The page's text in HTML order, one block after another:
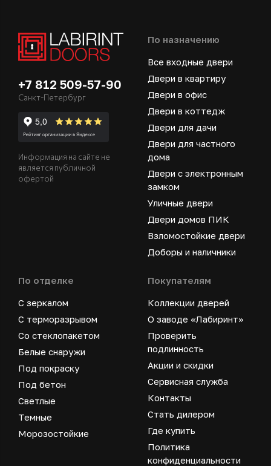
+7 812 509-57-90
Санкт-Петербург
Информация на сайте не
является публичной
офертой
По назначению
Все входные двери
Двери в квартиру
Двери в офис
Двери в коттедж
Двери для дачи
Двери для частного
дома
Двери с электронным
замком
Уличные двери
Двери домов ПИК
Взломостойкие двери
Доборы и наличники
По отделке
С зеркалом
С терморазрывом
Со стеклопакетом
Белые снаружи
Под покраску
Под бетон
Светлые
Темные
Морозостойкие
Покупателям
Коллекции дверей
О заводе «Лабиринт»
Проверить
подлинность
Акции и скидки
Сервисная служба
Контакты
Стать дилером
Где купить
Политика
конфиденциальности